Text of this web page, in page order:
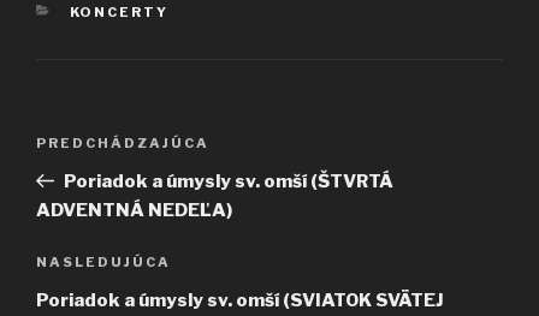
KATEGÓRIE
KONCERTY
Navigácia
článku
Predchádzajúci
článok
PREDCHÁDZAJÚCA
Poriadok a úmysly sv. omší (ŠTVRTÁ
ADVENTNÁ NEDEĽA)
Ďalší
článok
NASLEDUJÚCA
Poriadok a úmysly sv. omší (SVIATOK SVÄTEJ